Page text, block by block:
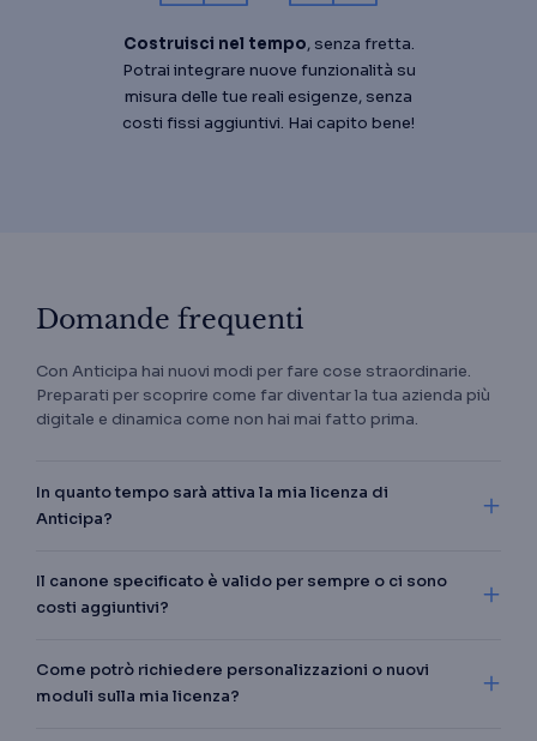
Costruisci nel tempo, senza fretta.
Potrai integrare nuove funzionalità su
misura delle tue reali esigenze, senza
costi fissi aggiuntivi. Hai capito bene!
Domande frequenti
Con Anticipa hai nuovi modi per fare cose straordinarie.
Preparati per scoprire come far diventar la tua azienda più
digitale e dinamica come non hai mai fatto prima.
In quanto tempo sarà attiva la mia licenza di
Anticipa?
Il canone specificato è valido per sempre o ci sono
costi aggiuntivi?
Come potrò richiedere personalizzazioni o nuovi
moduli sulla mia licenza?